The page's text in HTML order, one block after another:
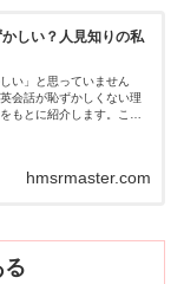
しい？人見知りの私
い」と思っていません
会話が恥ずかしくない理
もとに紹介します。これ
hmsrmaster.com